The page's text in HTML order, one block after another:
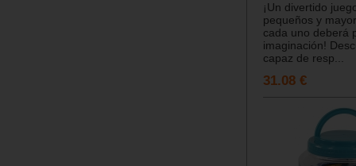
¡Un divertido
pequeños y
cada uno deberá
imaginación!
capaz de resp...
31.08 €